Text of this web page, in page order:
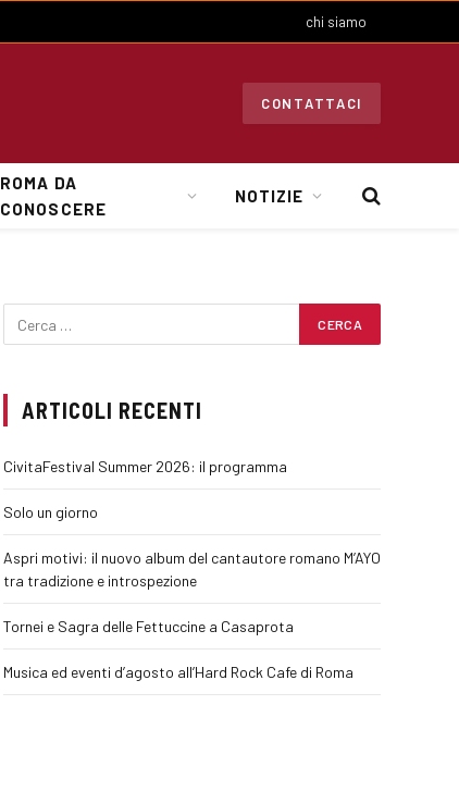
chi siamo
CONTATTACI
ROMA DA
CONOSCERE
NOTIZIE
ARTICOLI RECENTI
CivitaFestival Summer 2026: il programma
Solo un giorno
Aspri motivi: il nuovo album del cantautore romano M’AYO
tra tradizione e introspezione
Tornei e Sagra delle Fettuccine a Casaprota
Musica ed eventi d’agosto all’Hard Rock Cafe di Roma